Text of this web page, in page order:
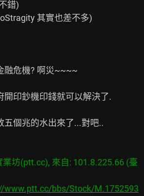
坊(ptt.cc), 來自: 101.8.225.66 (臺
www.ptt.cc/bbs/Stock/M.1752593